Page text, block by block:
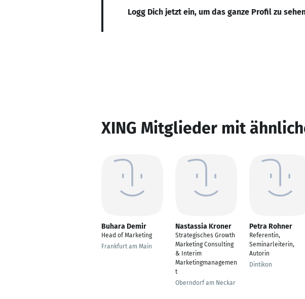
Logg Dich jetzt ein, um das ganze Profil zu
XING Mitglieder mit
Buhara Demir
Head of Marketing
Frankfurt am Main
Nastassia Kroner
Strategisches Growth
Marketing Consulting
& Interim
Marketingmanagemen
t
Oberndorf am Neckar
Petra Rohner
Referentin,
Seminarleiterin,
Autorin
Dintikon